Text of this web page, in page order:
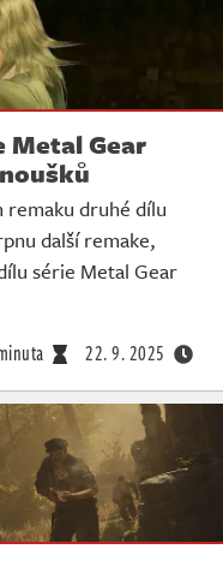
Metal Gear
remaku druhé dílu
další remake,
série Metal Gear
22. 9. 2025